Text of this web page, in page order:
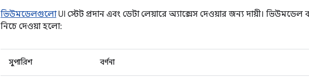
ভিউমডেলগুলোUI স্টেট প্রদান এবং ডেটা লেয়ারে অ্যাক্সেস দেওয়ার জন্য দায়ী। ভিউমডেল
নিচে দেওয়া হলো:
সুপারিশ বর্ণনা